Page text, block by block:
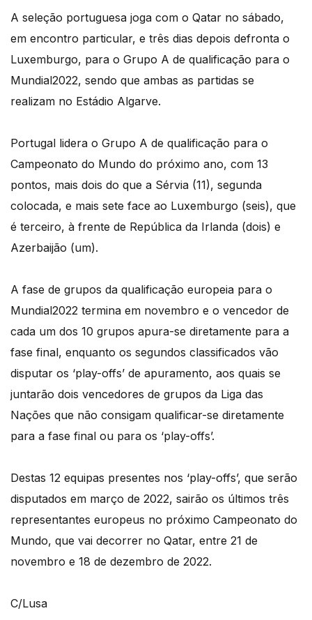
A seleção portuguesa joga com o Qatar no sábado,
em encontro particular, e três dias depois defronta o
Luxemburgo, para o Grupo A de qualificação para o
Mundial2022, sendo que ambas as partidas se
realizam no Estádio Algarve.
Portugal lidera o Grupo A de qualificação para o
Campeonato do Mundo do próximo ano, com 13
pontos, mais dois do que a Sérvia (11), segunda
colocada, e mais sete face ao Luxemburgo (seis), que
é terceiro, à frente de República da Irlanda (dois) e
Azerbaijão (um).
A fase de grupos da qualificação europeia para o
Mundial2022 termina em novembro e o vencedor de
cada um dos 10 grupos apura-se diretamente para a
fase final, enquanto os segundos classificados vão
disputar os ‘play-offs’ de apuramento, aos quais se
juntarão dois vencedores de grupos da Liga das
Nações que não consigam qualificar-se diretamente
para a fase final ou para os ‘play-offs’.
Destas 12 equipas presentes nos ‘play-offs’, que serão
disputados em março de 2022, sairão os últimos três
representantes europeus no próximo Campeonato do
Mundo, que vai decorrer no Qatar, entre 21 de
novembro e 18 de dezembro de 2022.
C/Lusa